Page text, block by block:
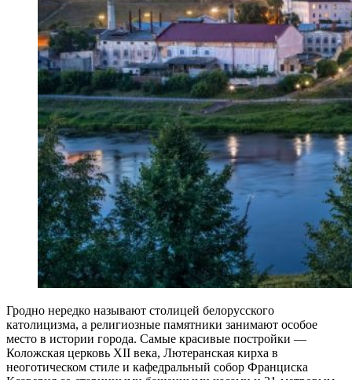
Гродно нередко называют столицей белорусского
католицизма, а религиозные памятники занимают особое
место в истории города. Самые красивые постройки —
Коложская церковь XII века, Лютеранская кирха в
неоготическом стиле и кафедральный собор Франциска